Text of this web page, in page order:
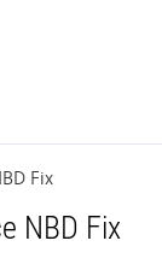
Fix
NBD Fix